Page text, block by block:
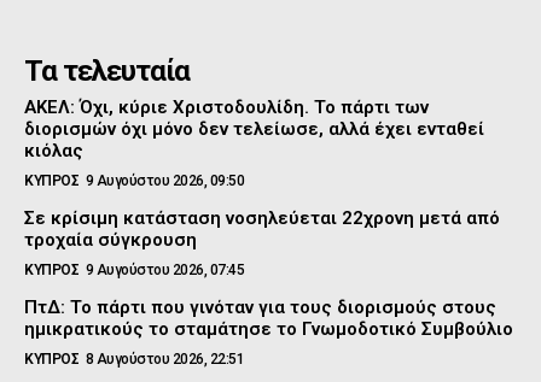
Τα τελευταία
ΑΚΕΛ: Όχι, κύριε Χριστοδουλίδη. Το πάρτι των
διορισμών όχι μόνο δεν τελείωσε, αλλά έχει ενταθεί
κιόλας
ΚΥΠΡΟΣ 9 Αυγούστου 2026, 09:50
Σε κρίσιμη κατάσταση νοσηλεύεται 22χρονη μετά από
τροχαία σύγκρουση
ΚΥΠΡΟΣ 9 Αυγούστου 2026, 07:45
ΠτΔ: Το πάρτι που γινόταν για τους διορισμούς στους
ημικρατικούς το σταμάτησε το Γνωμοδοτικό Συμβούλιο
ΚΥΠΡΟΣ 8 Αυγούστου 2026, 22:51